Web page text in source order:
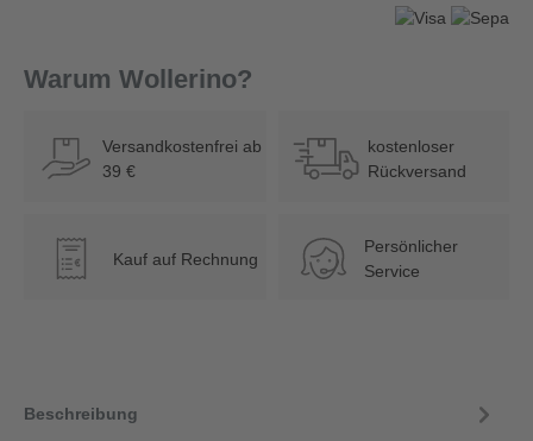
Warum Wollerino?
Versandkostenfrei ab
39 €
kostenloser
Rückversand
€ Kauf auf Rechnung
Persönlicher
Service
Beschreibung